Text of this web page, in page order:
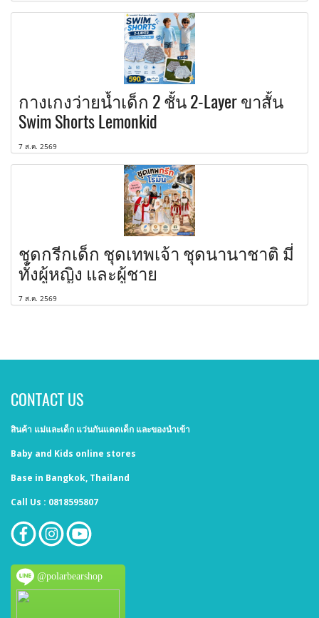
กางเกงว่ายน้ำเด็ก 2 ชั้น 2-Layer ขาสั้น
Swim Shorts Lemonkid
7 ส.ค. 2569
ชุดกรีกเด็ก ชุดเทพเจ้า ชุดนานาชาติ มี่
ทั้งผู้หญิง และผู้ชาย
7 ส.ค. 2569
CONTACT US
สินค้า แม่และเด็ก แว่นกันแดดเด็ก และของนำเข้า
Baby and Kids online stores
Base in Bangkok, Thailand
Call Us : 0818595807
@polarbearshop